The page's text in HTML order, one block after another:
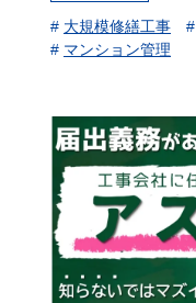
# 大規模修繕工事 #
# マンション管理